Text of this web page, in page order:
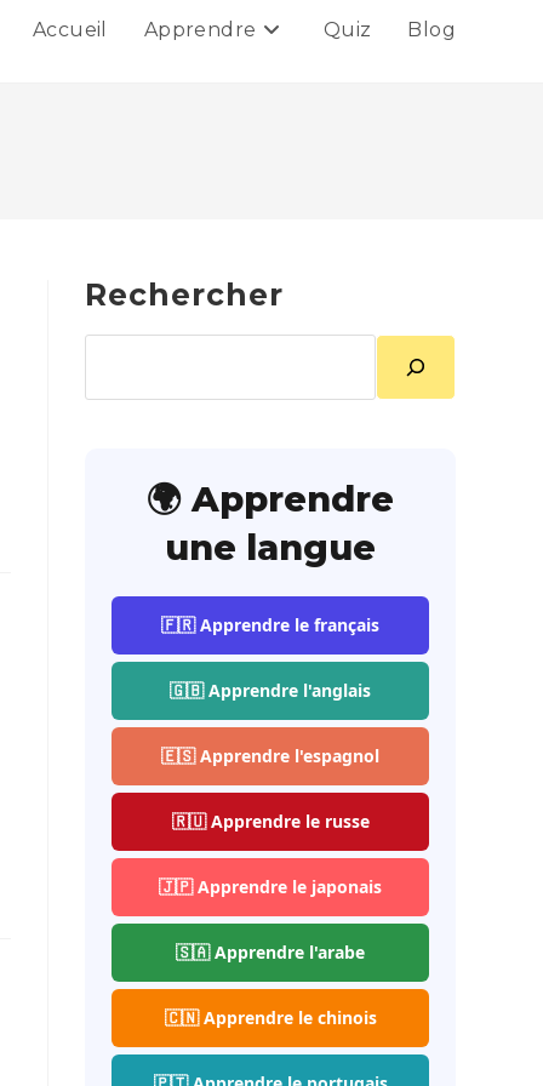
Accueil Apprendre Quiz Blog
Rechercher
🌍 Apprendre
une langue
🇫🇷 Apprendre le français
🇬🇧 Apprendre l'anglais
🇪🇸 Apprendre l'espagnol
🇷🇺 Apprendre le russe
🇯🇵 Apprendre le japonais
🇸🇦 Apprendre l'arabe
🇨🇳 Apprendre le chinois